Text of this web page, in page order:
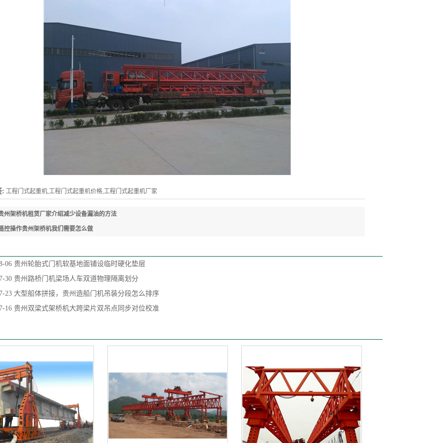
: 工程门式起重机,工程门式起重机价格,工程门式起重机厂家
州架桥机租赁厂家介绍减少设备漏油的方法
控操作贵州架桥机我们需要怎么做
06 贵州轮胎式门机软基地面铺设临时硬化垫层
30 贵州路桥门机梁场人车双道物理隔离划分
23 大型船体拼接，贵州造船门机吊装分段怎么排序
16 贵州双梁式架桥机大跨梁片双吊点同步对位校准